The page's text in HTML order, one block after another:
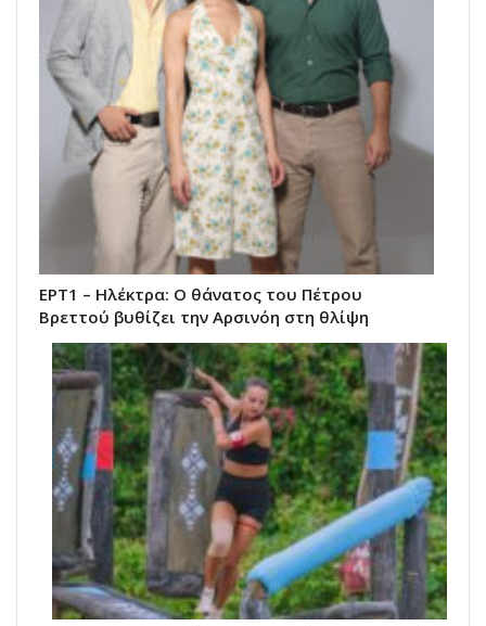
ΕΡΤ1 – Ηλέκτρα: Ο θάνατος του Πέτρου
Βρεττού βυθίζει την Αρσινόη στη θλίψη